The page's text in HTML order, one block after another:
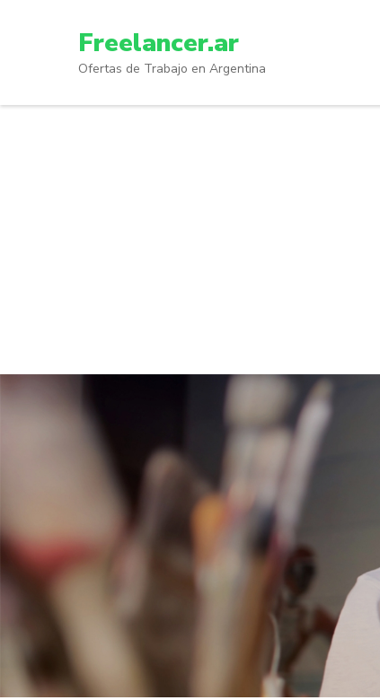
Enter)
Freelancer.ar
Ofertas de Trabajo en Argentina